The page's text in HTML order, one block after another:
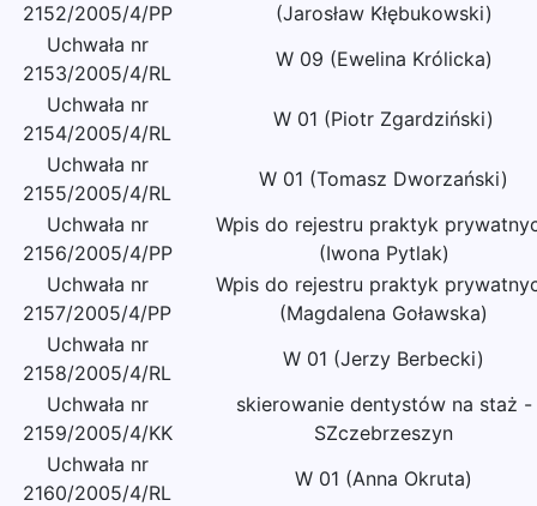
2152/2005/4/PP
(Jarosław Kłębukowski)
Uchwała nr
2153/2005/4/RL
W 09 (Ewelina Królicka)
Uchwała nr
2154/2005/4/RL
W 01 (Piotr Zgardziński)
Uchwała nr
2155/2005/4/RL
W 01 (Tomasz Dworzański)
Uchwała nr
2156/2005/4/PP
Wpis do rejestru praktyk
(Iwona Pytlak)
Uchwała nr
2157/2005/4/PP
Wpis do rejestru praktyk
(Magdalena Goławska)
Uchwała nr
2158/2005/4/RL
W 01 (Jerzy Berbecki)
Uchwała nr
2159/2005/4/KK
skierowanie dentystów na staż -
SZczebrzeszyn
Uchwała nr
2160/2005/4/RL
W 01 (Anna Okruta)